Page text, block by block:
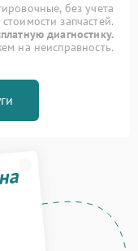
без учета
стоимости запчастей.
диагностику.
на неисправность.